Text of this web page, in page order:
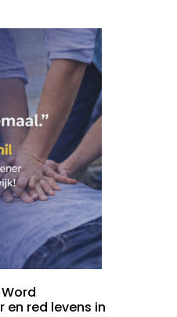
en red levens in